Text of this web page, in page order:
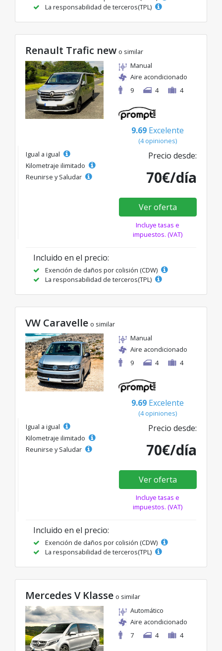
La responsabilidad de terceros(TPL)
Renault Trafic new o similar
Manual
Aire acondicionado
9
4 4
9.69 Excelente
(4 opiniones)
Igual a igual
Kilometraje ilimitado
Reunirse y Saludar
Precio desde:
70€/día
Ver oferta
Incluye tasas e
impuestos. (VAT)
Incluido en el precio:
Exención de daños por colisión (CDW)
La responsabilidad de terceros(TPL)
VW Caravelle o similar
Manual
Aire acondicionado
9
4 4
9.69 Excelente
(4 opiniones)
Igual a igual
Kilometraje ilimitado
Reunirse y Saludar
Precio desde:
70€/día
Ver oferta
Incluye tasas e
impuestos. (VAT)
Incluido en el precio:
Exención de daños por colisión (CDW)
La responsabilidad de terceros(TPL)
Mercedes V Klasse o similar
Automático
Aire acondicionado
7
4 4